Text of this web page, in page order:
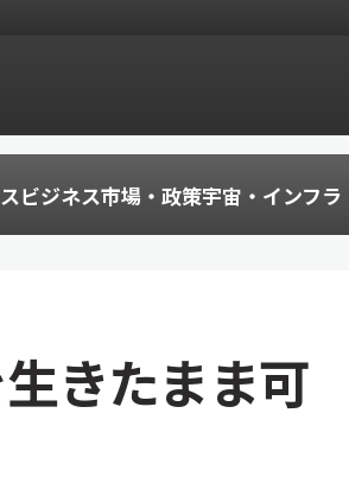
ビジネス市場・政策宇宙・インフラ
きたまま可